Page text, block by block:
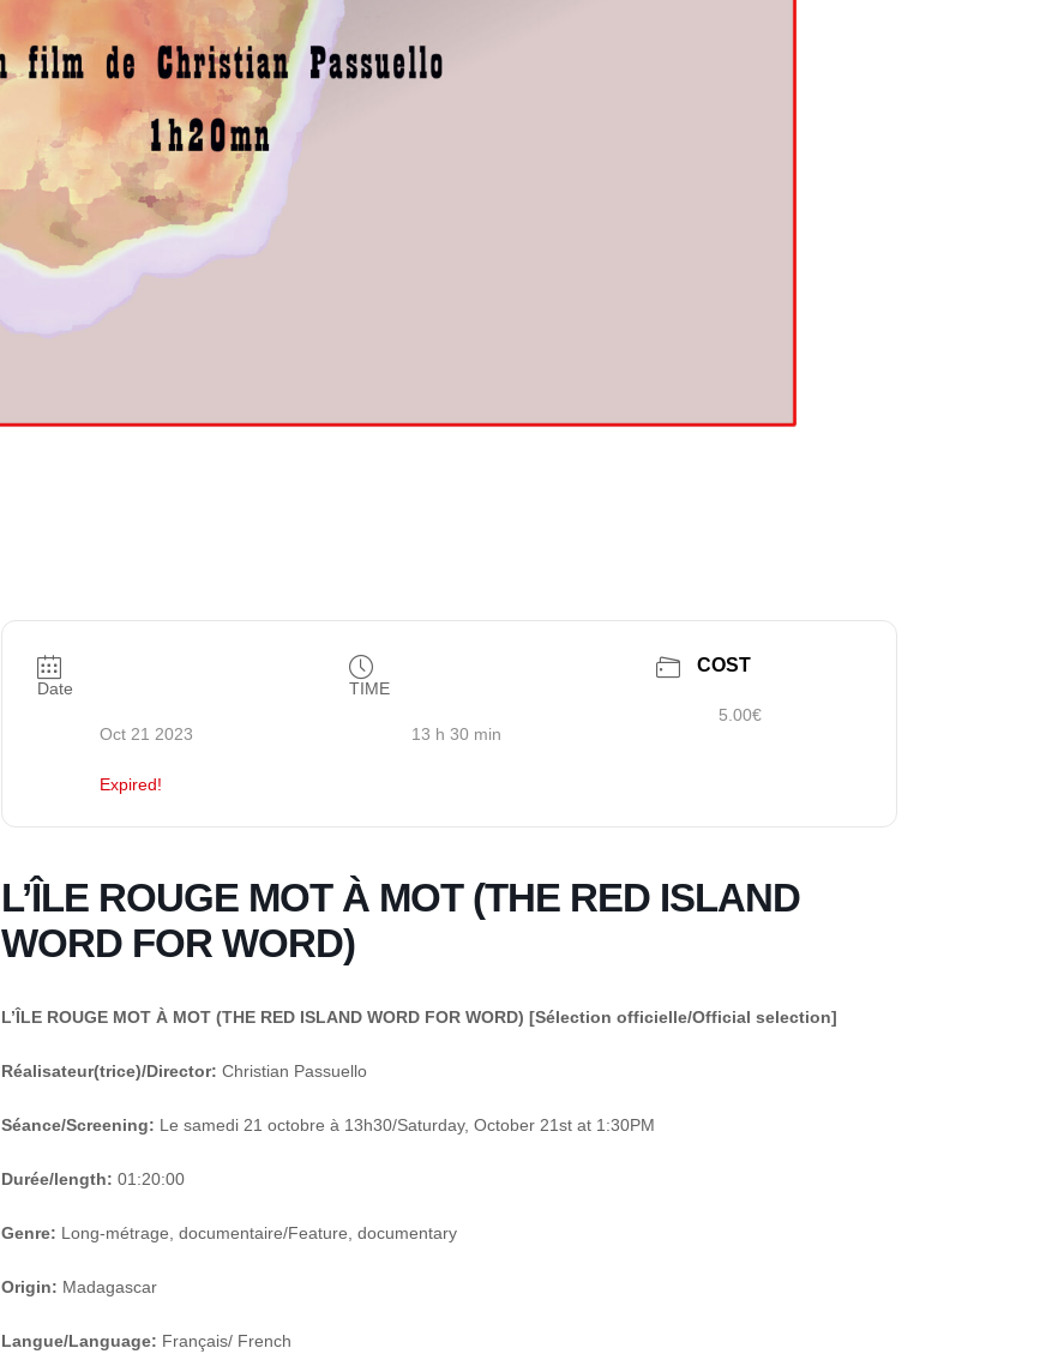
Date
Oct 21 2023
Expired!
TIME
13 h 30 min
COST
5.00€
L’ÎLE ROUGE MOT À MOT (THE RED ISLAND
WORD FOR WORD)
L’ÎLE ROUGE MOT À MOT (THE RED ISLAND WORD FOR WORD) [Sélection officielle/Official selection]
Réalisateur(trice)/Director: Christian Passuello
Séance/Screening: Le samedi 21 octobre à 13h30/Saturday, October 21stat 1:30PM
Durée/length: 01:20:00
Genre: Long-métrage, documentaire/Feature, documentary
Origin: Madagascar
Langue/Language: Français/ French